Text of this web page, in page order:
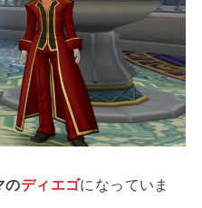
のディエゴになっていま